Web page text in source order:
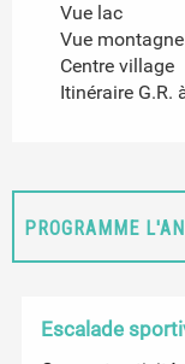
Vue lac
Vue montagne
Centre village
Itinéraire G.R.
PROGRAMME
Escalade